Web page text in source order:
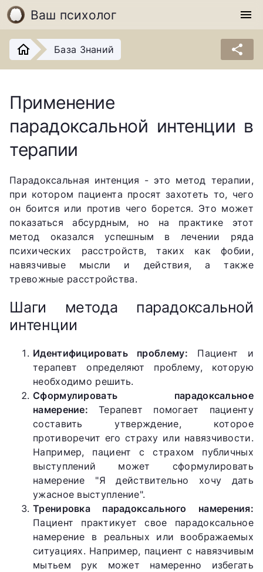
Ваш психолог menu
База Знаний share
Применение
парадоксальной интенции в
терапии
Парадоксальная интенция - это метод терапии,
при котором пациента просят захотеть то, чего
он боится или против чего борется. Это может
показаться абсурдным, но на практике этот
метод оказался успешным в лечении ряда
психических расстройств, таких как фобии,
навязчивые мысли и действия, а также
тревожные расстройства.
Шаги метода парадоксальной
интенции
Идентифицировать проблему: Пациент и
терапевт определяют проблему, которую
необходимо решить.
Сформулировать парадоксальное
намерение: Терапевт помогает пациенту
составить утверждение, которое
противоречит его страху или навязчивости.
Например, пациент с страхом публичных
выступлений может сформулировать
намерение "Я действительно хочу дать
ужасное выступление".
Тренировка парадоксального намерения:
Пациент практикует свое парадоксальное
намерение в реальных или воображаемых
ситуациях. Например, пациент с навязчивым
мытьем рук может намеренно избегать